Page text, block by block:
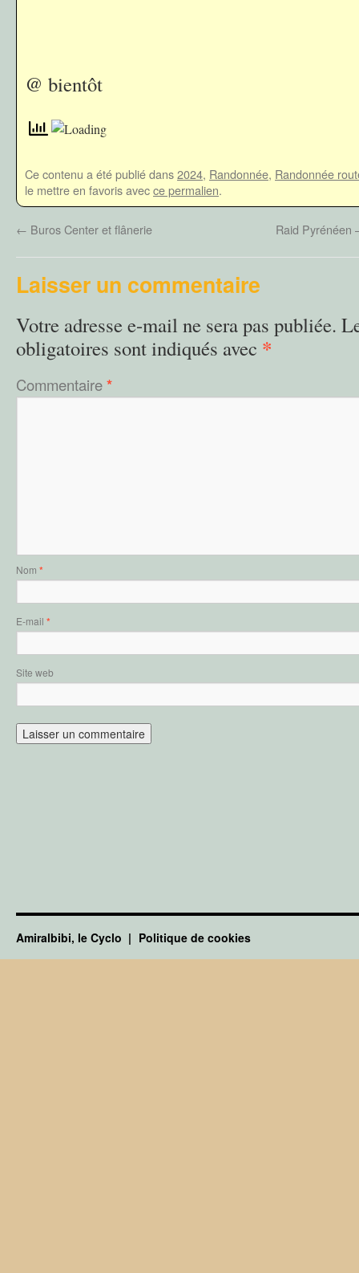
@ bientôt
Ce contenu a été publié dans2024, Randonnée, Randonnée
le mettre en favoris avecce permalien.
← Buros Center et flânerie Raid Pyrénéen
Laisser un commentaire
Votre adresse e-mail ne sera pas publiée.
obligatoires sont indiqués avec *
Commentaire*
Nom *
E-mail *
Site web
Amiralbibi, le Cyclo Politique de cookies